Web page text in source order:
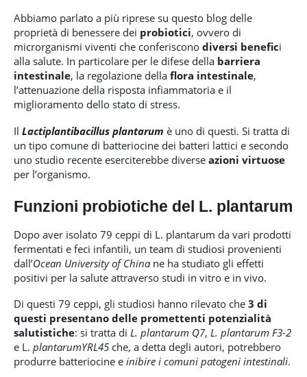
Abbiamo parlato a più riprese su questo blog delle
proprietà di benessere dei probiotici, ovvero di
microrganismi viventi che conferiscono diversi benefici
alla salute. In particolare per le difese della barriera
intestinale, la regolazione della flora intestinale,
l’attenuazione della risposta infiammatoria e il
miglioramento dello stato di stress.
Il Lactiplantibacillus plantarum è uno di questi. Si tratta di
un tipo comune di batteriocine dei batteri lattici e secondo
uno studio recente eserciterebbe diverse azioni virtuose
per l’organismo.
Funzioni probiotiche del L. plantarum
Dopo aver isolato 79 ceppi di L. plantarum da vari prodotti
fermentati e feci infantili, un team di studiosi provenienti
dall’Ocean University of China ne ha studiato gli effetti
positivi per la salute attraverso studi in vitro e in vivo.
Di questi 79 ceppi, gli studiosi hanno rilevato che 3 di
questi presentano delle promettenti potenzialità
salutistiche: si tratta di L. plantarum Q7, L. plantarum F3-2
e L. plantarumYRL45 che, a detta degli autori, potrebbero
produrre batteriocine e inibire i comuni patogeni intestinali.